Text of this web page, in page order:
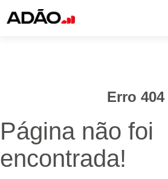
Erro 404
Página não foi
encontrada!